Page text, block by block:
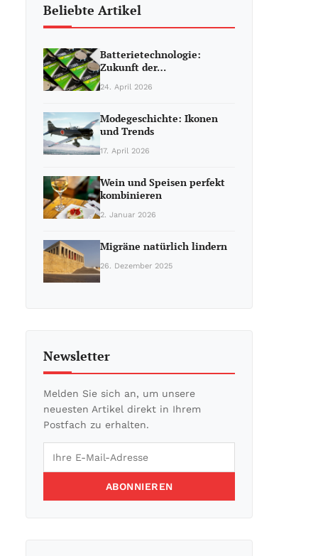
Beliebte Artikel
Batterietechnologie:
Zukunft der…
24. April 2026
Modegeschichte: Ikonen
und Trends
17. April 2026
Wein und Speisen perfekt
kombinieren
2. Januar 2026
Migräne natürlich lindern
26. Dezember 2025
Newsletter
Melden Sie sich an, um unsere
neuesten Artikel direkt in Ihrem
Postfach zu erhalten.
ABONNIEREN